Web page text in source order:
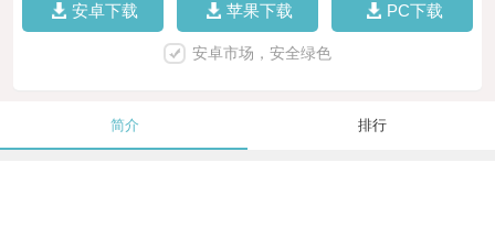
安卓下载 苹果下载 PC下载
安卓市场，安全绿色
简介 排行